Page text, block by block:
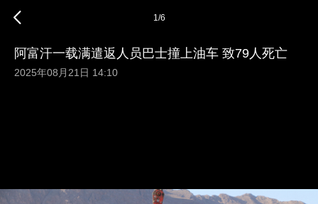
1/6
阿富汗一载满遣返人员巴士撞上油车 致79人死亡
2025年08月21日 14:10